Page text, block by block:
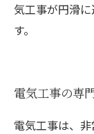
気工事が円滑
す。
電気工事の専
電気工事は、